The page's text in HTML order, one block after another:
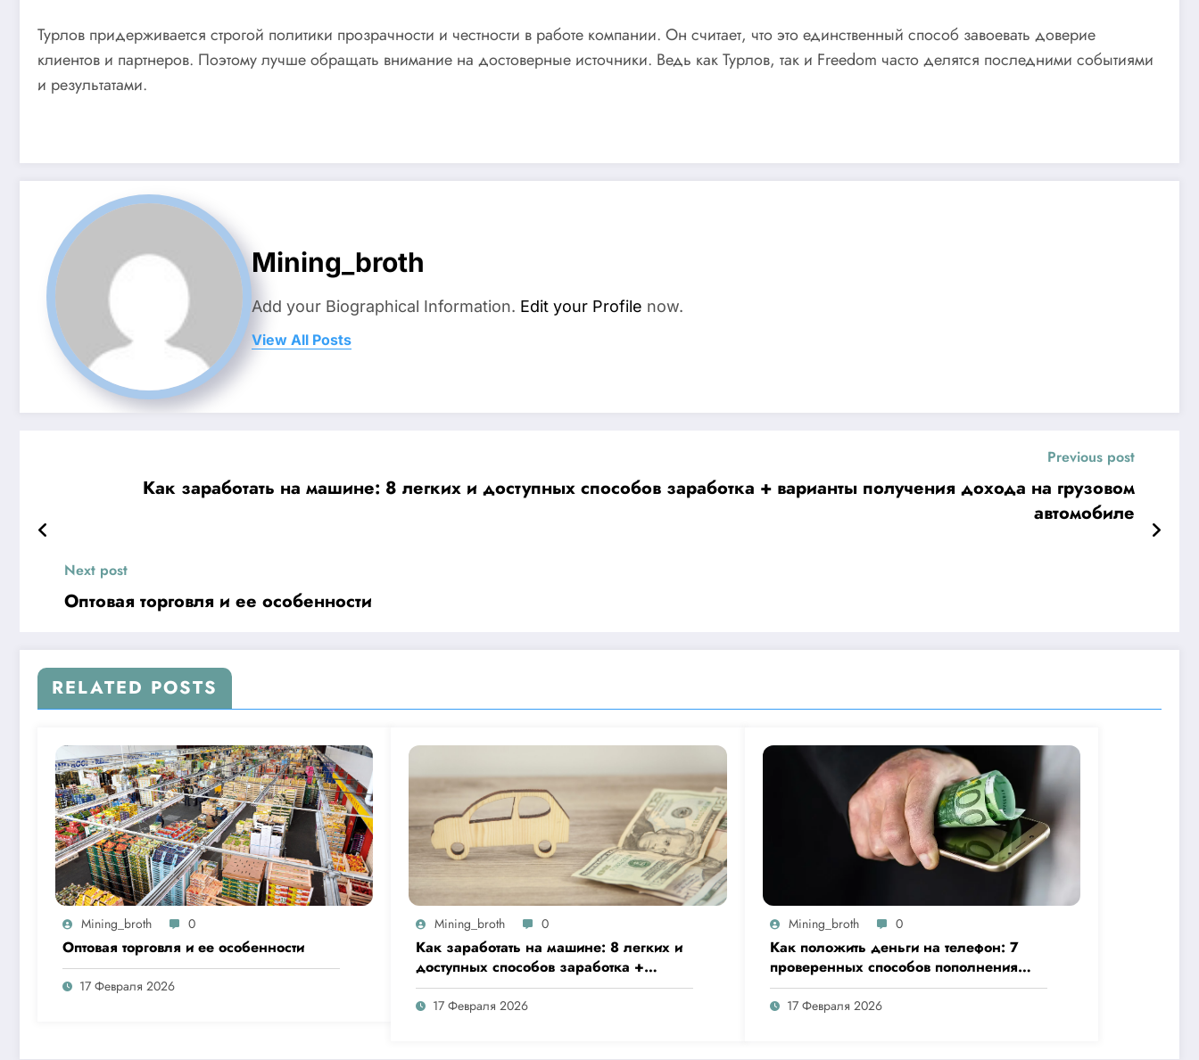
Турлов придерживается строгой политики прозрачности и честности в работе компании. Он считает, что это единственный способ завоевать доверие
клиентов и партнеров. Поэтому лучше обращать внимание на достоверные источники. Ведь как Турлов, так и Freedom часто делятся последними событиями
и результатами.
Mining_broth
Add your Biographical Information. Edit your Profile now.
View All Posts
Previous post
Как заработать на машине: 8 легких и доступных способов заработка + варианты получения дохода на грузовом
автомобиле
Next post
Оптовая торговля и ее особенности
RELATED POSTS
Mining_broth 0
Оптовая торговля и ее особенности
17 Февраля 2026
Mining_broth 0
Как заработать на машине: 8 легких и
доступных способов заработка +
варианты получения дохода на
грузовом автомобиле
17 Февраля 2026
Mining_broth 0
Как положить деньги на телефон: 7
проверенных способов пополнения
счета, как своего, так и чужого гаджета
17 Февраля 2026